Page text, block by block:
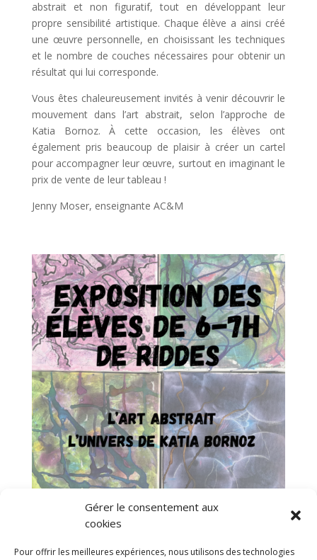
Gérer le consentement aux
cookies
Pour offrir les meilleures expériences, nous utilisons des technologies
abstrait et non figuratif, tout en développant leur
propre sensibilité artistique. Chaque élève a ainsi créé
une œuvre personnelle, en choisissant les techniques
et le nombre de couches nécessaires pour obtenir un
résultat qui lui corresponde.
Vous êtes chaleureusement invités à venir découvrir le
mouvement dans l’art abstrait, selon l’approche de
Katia Bornoz. À cette occasion, les élèves ont
également pris beaucoup de plaisir à créer un cartel
pour accompagner leur œuvre, surtout en imaginant le
prix de vente de leur tableau !
Jenny Moser, enseignante AC&M